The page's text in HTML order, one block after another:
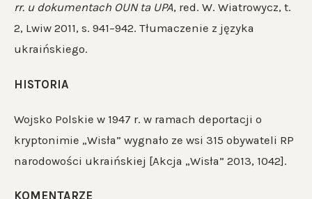
rr. u dokumentach OUN ta UPA, red. W. Wiatrowycz, t.
2, Lwiw 2011, s. 941–942. Tłumaczenie z języka
ukraińskiego.
HISTORIA
Wojsko Polskie w 1947 r. w ramach deportacji o
kryptonimie „Wisła” wygnało ze wsi 315 obywateli RP
narodowości ukraińskiej [Akcja „Wisła” 2013, 1042].
KOMENTARZE